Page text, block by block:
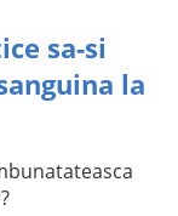
sa-si
la